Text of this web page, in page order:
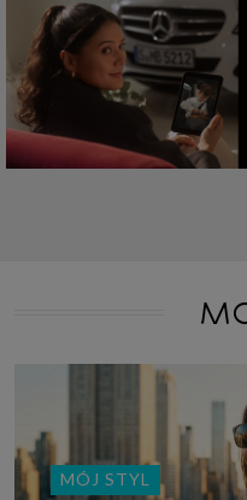
które przeglądarka wysyła do
stronę z tego urządzenia,
Szczegółową informację na
znajdzieszpod tym linkiem.
o tym jak zmienić ustawienia
funkcjonowanie plików
Twoje uprawnienia
2. Masz również prawo żądania
sprostowania, usunięcia lub
oraz prawo do wniesienia
jest Prezes Urzędu Ochrony
znajdziesz dodatkowe
MÓJ STYL